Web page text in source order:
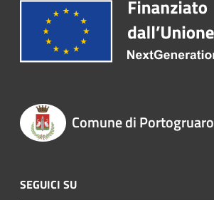
Comune di Portogruaro
SEGUICI SU